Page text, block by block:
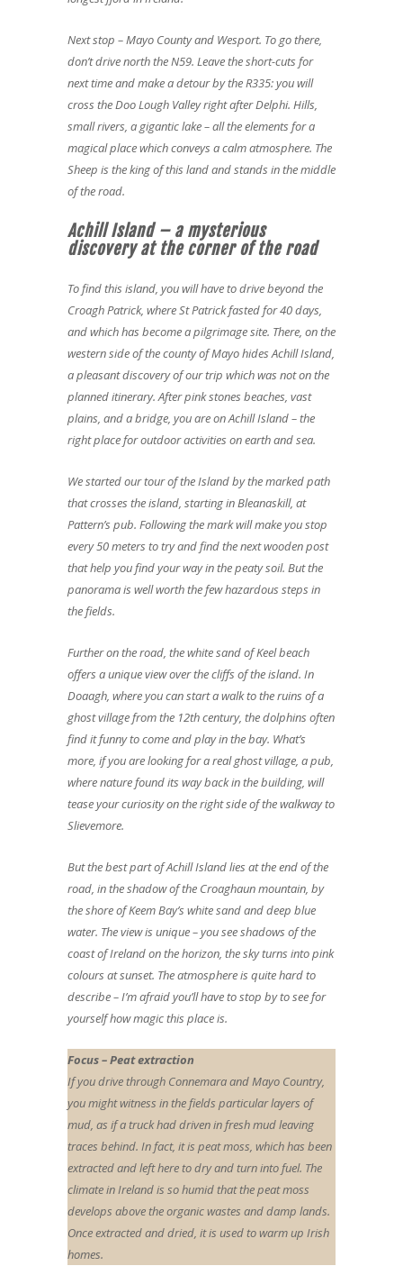
Next stop – Mayo County and Wesport. To go there,
don’t drive north the N59. Leave the short-cuts for
next time and make a detour by the R335: you will
cross the Doo Lough Valley right after Delphi. Hills,
small rivers, a gigantic lake – all the elements for a
magical place which conveys a calm atmosphere. The
Sheep is the king of this land and stands in the middle
of the road.
Achill Island – a mysterious
discovery at the corner of the road
To find this island, you will have to drive beyond the
Croagh Patrick, where St Patrick fasted for 40 days,
and which has become a pilgrimage site. There, on the
western side of the county of Mayo hides Achill Island,
a pleasant discovery of our trip which was not on the
planned itinerary. After pink stones beaches, vast
plains, and a bridge, you are on Achill Island – the
right place for outdoor activities on earth and sea.
We started our tour of the Island by the marked path
that crosses the island, starting in Bleanaskill, at
Pattern’s pub. Following the mark will make you stop
every 50 meters to try and find the next wooden post
that help you find your way in the peaty soil. But the
panorama is well worth the few hazardous steps in
the fields.
Further on the road, the white sand of Keel beach
offers a unique view over the cliffs of the island. In
Doaagh, where you can start a walk to the ruins of a
ghost village from the 12th century, the dolphins often
find it funny to come and play in the bay. What’s
more, if you are looking for a real ghost village, a pub,
where nature found its way back in the building, will
tease your curiosity on the right side of the walkway to
Slievemore.
But the best part of Achill Island lies at the end of the
road, in the shadow of the Croaghaun mountain, by
the shore of Keem Bay’s white sand and deep blue
water. The view is unique – you see shadows of the
coast of Ireland on the horizon, the sky turns into pink
colours at sunset. The atmosphere is quite hard to
describe – I’m afraid you’ll have to stop by to see for
yourself how magic this place is.
Focus – Peat extraction
If you drive through Connemara and Mayo Country,
you might witness in the fields particular layers of
mud, as if a truck had driven in fresh mud leaving
traces behind. In fact, it is peat moss, which has been
extracted and left here to dry and turn into fuel. The
climate in Ireland is so humid that the peat moss
develops above the organic wastes and damp lands.
Once extracted and dried, it is used to warm up Irish
homes.